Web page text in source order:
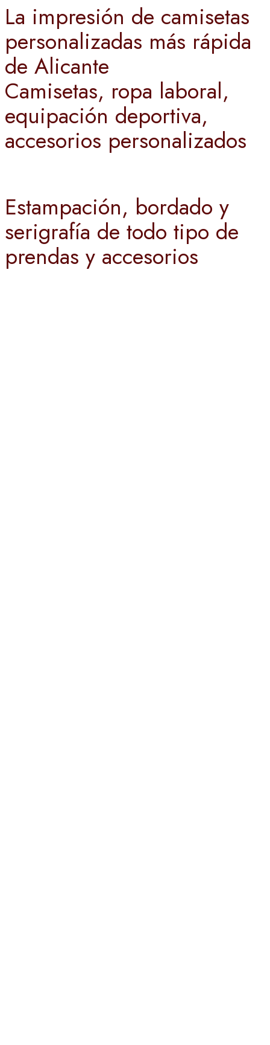
La impresión de camisetas
personalizadas más rápida
de Alicante
Camisetas, ropa laboral,
equipación deportiva,
accesorios personalizados
Estampación, bordado y
serigrafía de todo tipo de
prendas y accesorios